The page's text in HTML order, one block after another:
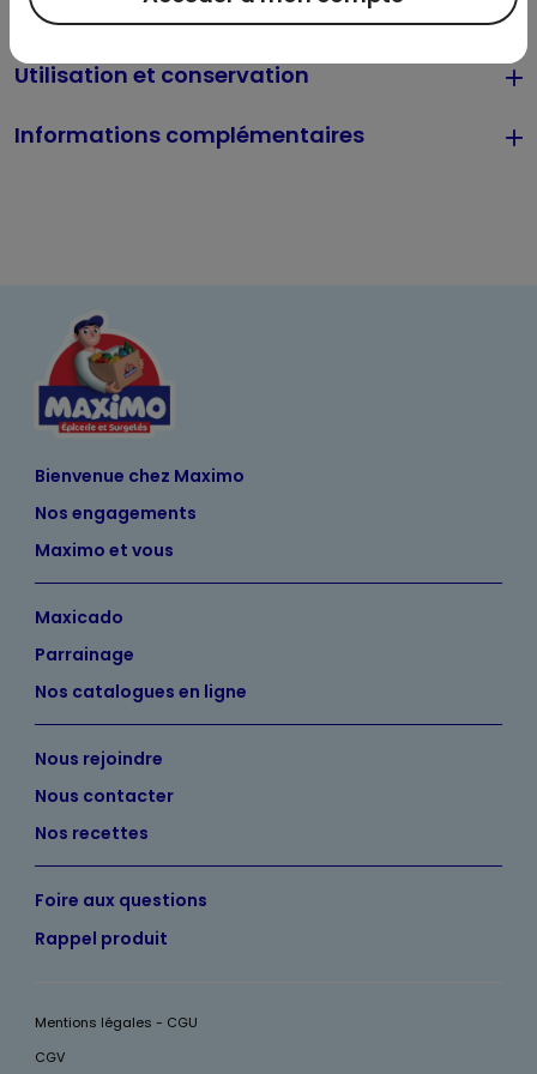
Utilisation et conservation
Informations complémentaires
Bienvenue chez Maximo
Nos engagements
Maximo et vous
Maxicado
Parrainage
Nos catalogues en ligne
Nous rejoindre
Nous contacter
Nos recettes
Foire aux questions
Rappel produit
Mentions légales - CGU
CGV